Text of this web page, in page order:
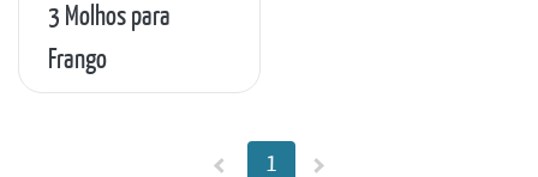
3 Molhos para
Frango
1